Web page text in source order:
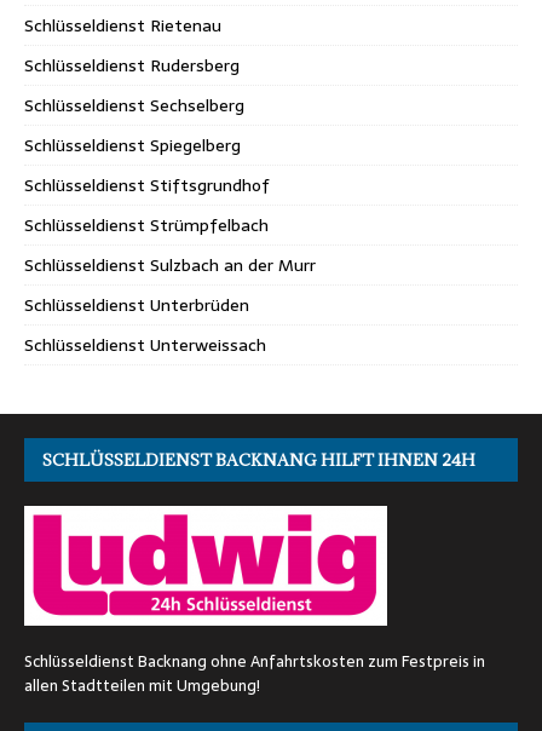
Schlüsseldienst Rietenau
Schlüsseldienst Rudersberg
Schlüsseldienst Sechselberg
Schlüsseldienst Spiegelberg
Schlüsseldienst Stiftsgrundhof
Schlüsseldienst Strümpfelbach
Schlüsseldienst Sulzbach an der Murr
Schlüsseldienst Unterbrüden
Schlüsseldienst Unterweissach
SCHLÜSSELDIENST BACKNANG HILFT IHNEN 24H
Schlüsseldienst Backnang ohne Anfahrtskosten zum Festpreis in
allen Stadtteilen mit Umgebung!